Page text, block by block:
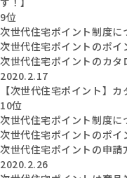
9位
次世代住宅ポイント制度に
次世代住宅ポイントのポイ
次世代住宅ポイントのカタ
2020.2.17
【次世代住宅ポイント】
10位
次世代住宅ポイント制度に
次世代住宅ポイントのポイ
次世代住宅ポイントの申請
2020.2.26